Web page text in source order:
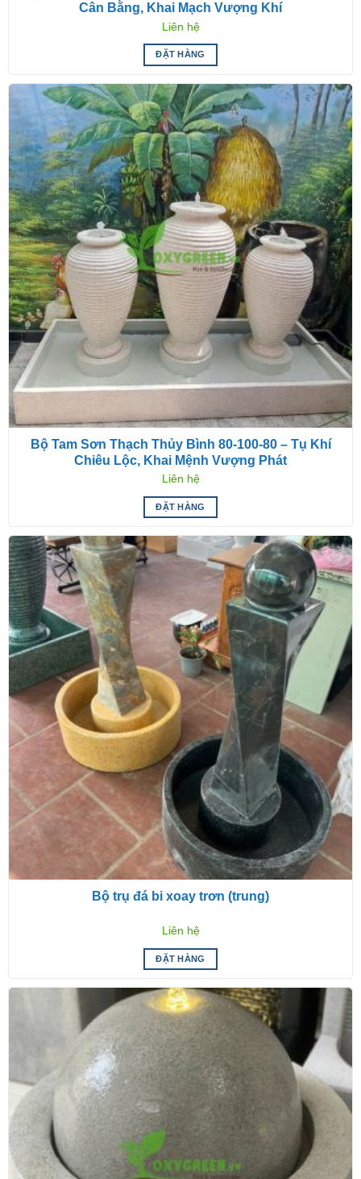
Cân Bằng, Khai Mạch Vượng Khí
Liên hệ
ĐẶT HÀNG
Bộ Tam Sơn Thạch Thủy Bình 80-100-80 – Tụ Khí
Chiêu Lộc, Khai Mệnh Vượng Phát
Liên hệ
ĐẶT HÀNG
Bộ trụ đá bi xoay trơn (trung)
Liên hệ
ĐẶT HÀNG